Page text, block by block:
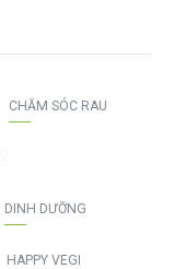
CHĂM SÓC RAU
DINH DƯỠNG
HAPPY VEGI